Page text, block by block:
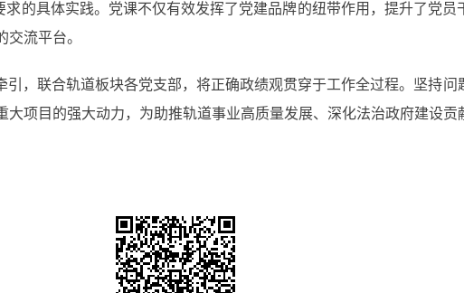
的具体实践。党课不仅有效发挥了党建品牌的纽带作用，提升了党员
流平台。
联合轨道板块各党支部，将正确政绩观贯穿于工作全过程。坚持问
项目的强大动力，为助推轨道事业高质量发展、深化法治政府建设贡